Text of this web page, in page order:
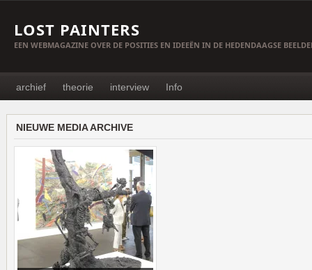
LOST PAINTERS
EEN WEBMAGAZINE OVER DE POSITIES EN IDEEËN IN DE HEDENDAAGSE
archief theorie interview Info
NIEUWE MEDIA ARCHIVE